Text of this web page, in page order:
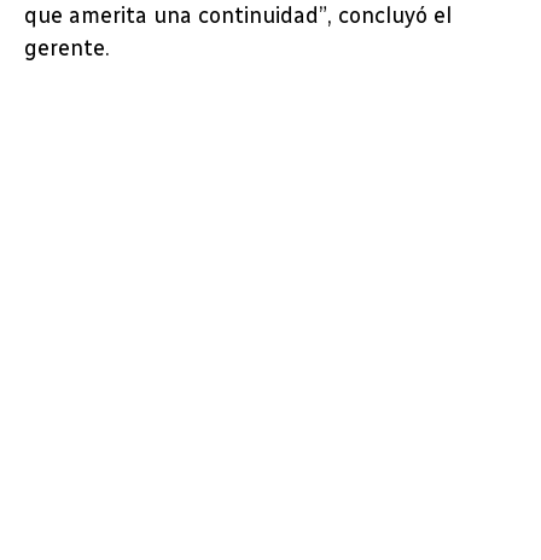
que amerita una continuidad”, concluyó el
gerente.